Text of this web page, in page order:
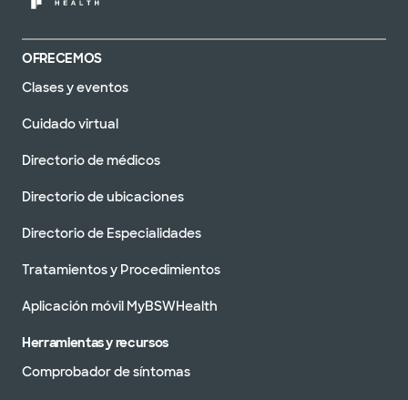
OFRECEMOS
Clases y eventos
Cuidado virtual
Directorio de médicos
Directorio de ubicaciones
Directorio de Especialidades
Tratamientos y Procedimientos
Aplicación móvil MyBSWHealth
Herramientas y recursos
Comprobador de síntomas